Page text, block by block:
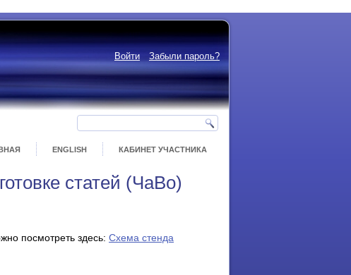
Войти Забыли пароль?
ENGLISH КАБИНЕТ УЧАСТНИКА
статей (ЧаВо)
посмотреть здесь: Схема стенда